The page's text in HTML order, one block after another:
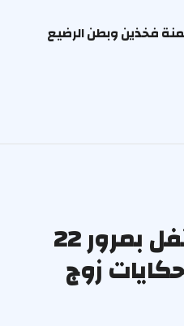
فخذين وبطن الرضيع
شيرين عادل تحتفل بمرور 22
زوج